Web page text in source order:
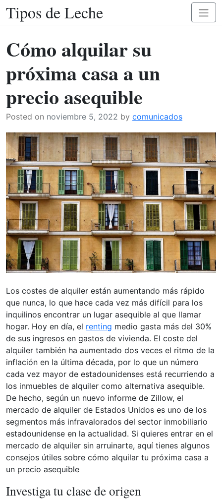
Skip
to
Tipos de Leche
Cómo alquilar su
próxima casa a un
precio asequible
Posted on noviembre 5, 2022 by comunicados
Los costes de alquiler están aumentando más rápido
que nunca, lo que hace cada vez más difícil para los
inquilinos encontrar un lugar asequible al que llamar
hogar. Hoy en día, el renting medio gasta más del 30%
de sus ingresos en gastos de vivienda. El coste del
alquiler también ha aumentado dos veces el ritmo de la
inflación en la última década, por lo que un número
cada vez mayor de estadounidenses está recurriendo a
los inmuebles de alquiler como alternativa asequible.
De hecho, según un nuevo informe de Zillow, el
mercado de alquiler de Estados Unidos es uno de los
segmentos más infravalorados del sector inmobiliario
estadounidense en la actualidad. Si quieres entrar en el
mercado de alquiler sin arruinarte, aquí tienes algunos
consejos útiles sobre cómo alquilar tu próxima casa a
un precio asequible
Investiga tu clase de origen